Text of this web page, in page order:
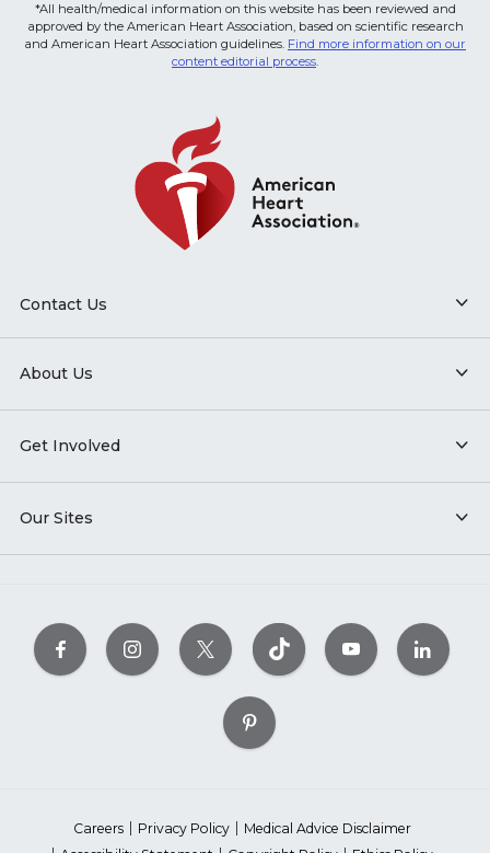
*All health/medical information on this website has been reviewed and
approved by the American Heart Association, based on scientific research
and American Heart Association guidelines. Find more information on our
content editorial process.
Contact Us
About Us
Get Involved
Our Sites
Careers Privacy Policy
Medical Advice Disclaimer